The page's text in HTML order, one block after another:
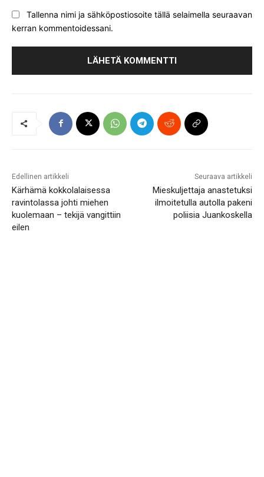
Tallenna nimi ja sähköpostiosoite tällä selaimella seuraavan
kerran kommentoidessani.
Edellinen artikkeli
Kärhämä kokkolalaisessa
ravintolassa johti miehen
kuolemaan – tekijä vangittiin
eilen
Seuraava artikkeli
Mieskuljettaja anastetuksi
ilmoitetulla autolla pakeni
poliisia Juankoskella